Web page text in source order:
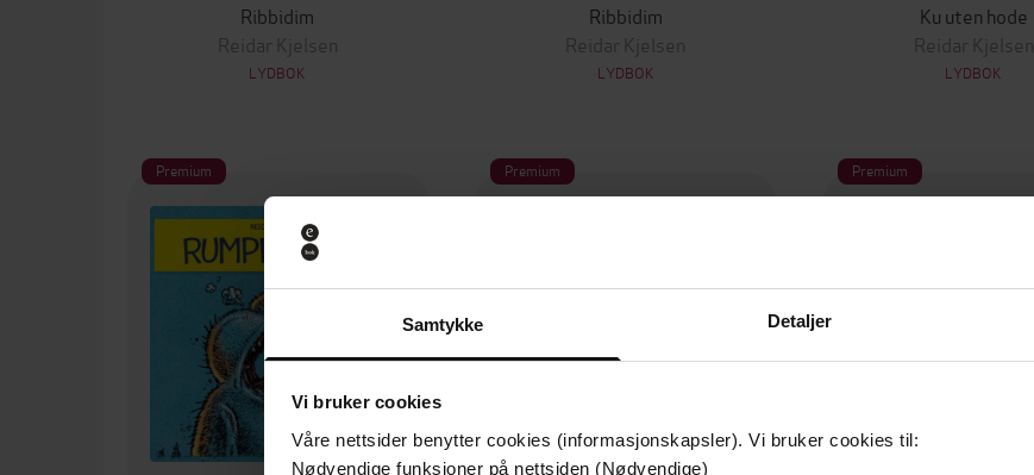
Samtykke Detaljer
Vi bruker cookies
Våre nettsider benytter cookies (informasjonskapsler). Vi bruker cookies til:
Nødvendige funksjoner på nettsiden (Nødvendige)
Ribbidim
Reidar Kjelsen
LYDBOK
Ribbidim
Reidar Kjelsen
LYDBOK
Ku uten hode
Reidar Kjelsen
LYDBOK
Premium Premium Premium